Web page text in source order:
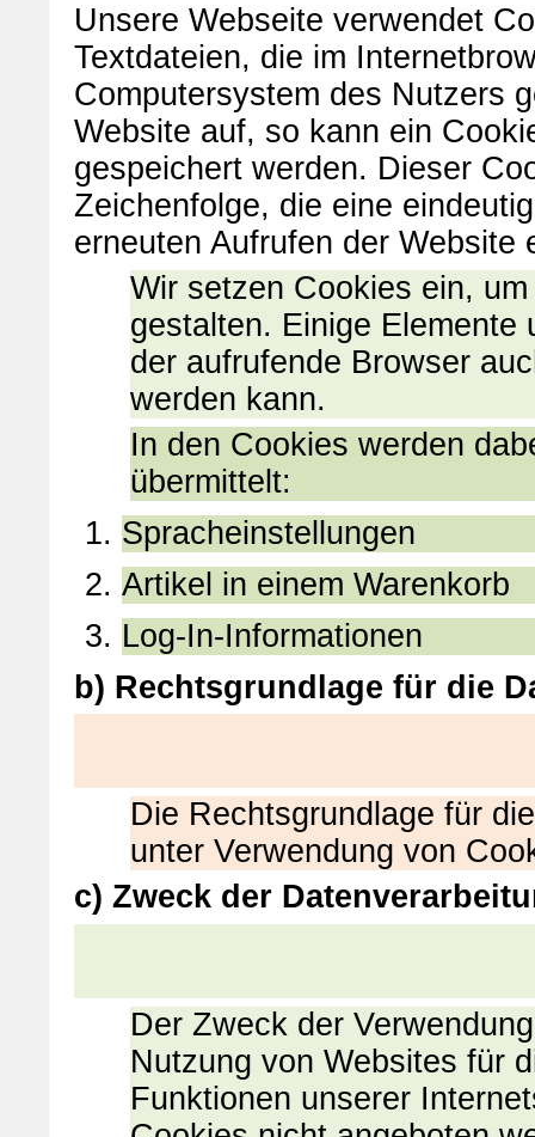
Unsere Webseite verwendet
Textdateien, die im
Computersystem des Nutzers
Website auf, so kann ein
gespeichert werden. Dieser
Zeichenfolge, die eine
erneuten Aufrufen der Website
Wir setzen Cookies ein,
gestalten. Einige
der aufrufende Browser
werden kann.
In den Cookies werden
übermittelt:
Spracheinstellungen
Artikel in einem Warenkorb
Log-In-Informationen
b) Rechtsgrundlage für die
Die Rechtsgrundlage für
unter Verwendung von
c) Zweck der
Der Zweck der
Nutzung von Websites für
Funktionen unserer